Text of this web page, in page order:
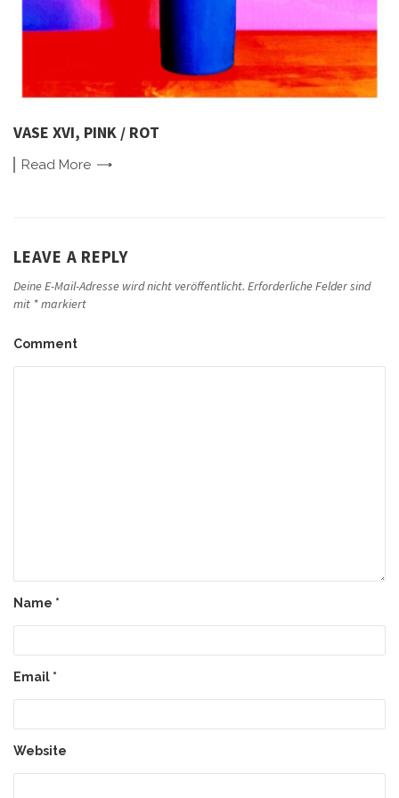
VASE XVI, PINK / ROT
Read More
LEAVE A REPLY
Deine E-Mail-Adresse wird nicht veröffentlicht. Erforderliche Felder sind
mit *markiert
Comment
Name *
Email *
Website